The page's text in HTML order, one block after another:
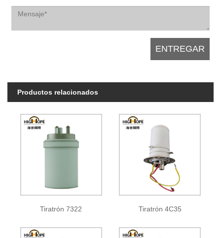
Productos relacionados
Tiratrón 7322 Tiratrón 4C35